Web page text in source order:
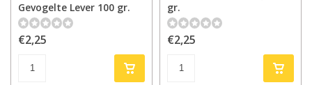
Gevogelte Lever 100 gr.
€2,25
gr.
€2,25